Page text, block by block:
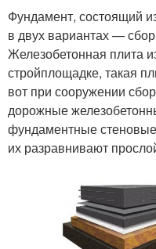
Фундамент, состоящий
в двух вариантах —
Железобетонная плита
стройплощадке, такая
вот при сооружении
дорожные
фундаментные
их разравнивают